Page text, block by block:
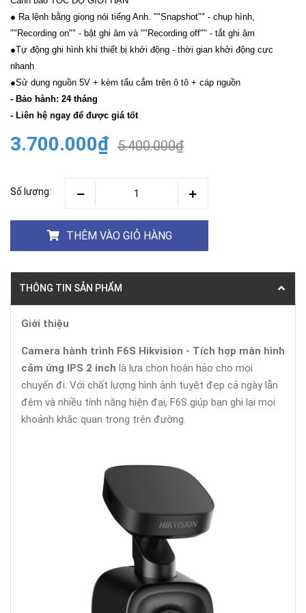
● Ra lệnh bằng giọng nói tiếng Anh. ""Snapshot"" - chụp hình,
""Recording on"" - bật ghi âm và ""Recording off"" - tắt ghi âm
●Tự động ghi hình khi thiết bị khởi động - thời gian khởi động cực
nhanh
●Sử dụng nguồn 5V + kèm tẩu cắm trên ô tô + cáp nguồn
- Bảo hành: 24 tháng
- Liên hệ ngay để được giá tốt
3.700.000₫ 5.400.000₫
Số lượng:
THÊM VÀO GIỎ HÀNG
THÔNG TIN SẢN PHẨM
Giới thiệu
Camera hành trình F6S Hikvision - Tích hợp màn hình
cảm ứng IPS 2 inch là lựa chọn hoàn hảo cho mọi
chuyến đi. Với chất lượng hình ảnh tuyệt đẹp cả ngày lẫn
đêm và nhiều tính năng hiện đại, F6S giúp bạn ghi lại mọi
khoảnh khắc quan trọng trên đường.